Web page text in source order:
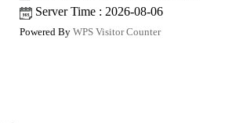
Server Time : 2026-08-06
Powered By WPS Visitor Counter